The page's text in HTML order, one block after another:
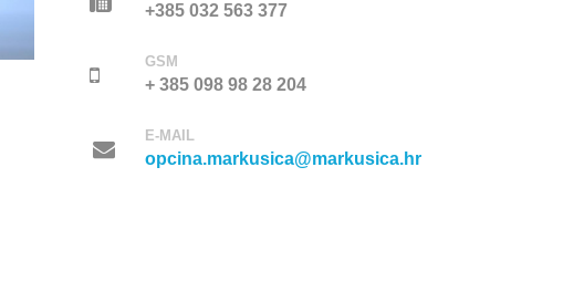
+385 032 563 377
GSM
+ 385 098 98 28 204
E-MAIL
opcina.markusica@markusica.hr